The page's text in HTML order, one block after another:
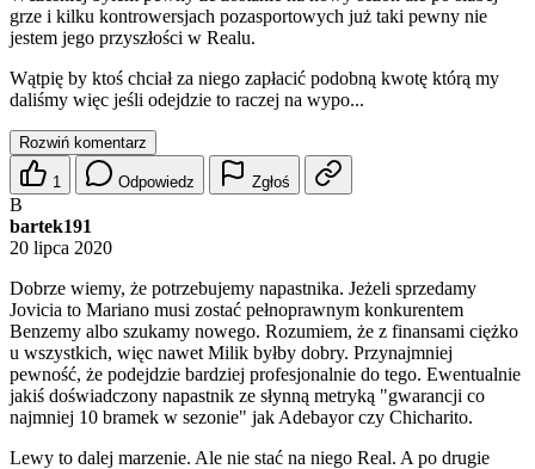
grze i kilku kontrowersjach pozasportowych już taki pewny nie
jestem jego przyszłości w Realu.
Wątpię by ktoś chciał za niego zapłacić podobną kwotę którą my
daliśmy więc jeśli odejdzie to raczej na wypo...
Rozwiń komentarz
1 Odpowiedz Zgłoś
B
bartek191
20 lipca 2020
Dobrze wiemy, że potrzebujemy napastnika. Jeżeli sprzedamy
Jovicia to Mariano musi zostać pełnoprawnym konkurentem
Benzemy albo szukamy nowego. Rozumiem, że z finansami ciężko
u wszystkich, więc nawet Milik byłby dobry. Przynajmniej
pewność, że podejdzie bardziej profesjonalnie do tego. Ewentualnie
jakiś doświadczony napastnik ze słynną metryką "gwarancji co
najmniej 10 bramek w sezonie" jak Adebayor czy Chicharito.
Lewy to dalej marzenie. Ale nie stać na niego Real. A po drugie